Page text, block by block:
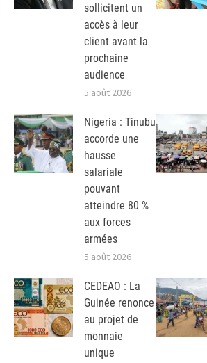
sollicitent un
accès à leur
client avant la
prochaine
audience
5 août 2026
Nigeria : Tinubu
accorde une
hausse
salariale
pouvant
atteindre 80 %
aux forces
armées
5 août 2026
CEDEAO : La
Guinée renonce
au projet de
monnaie
unique